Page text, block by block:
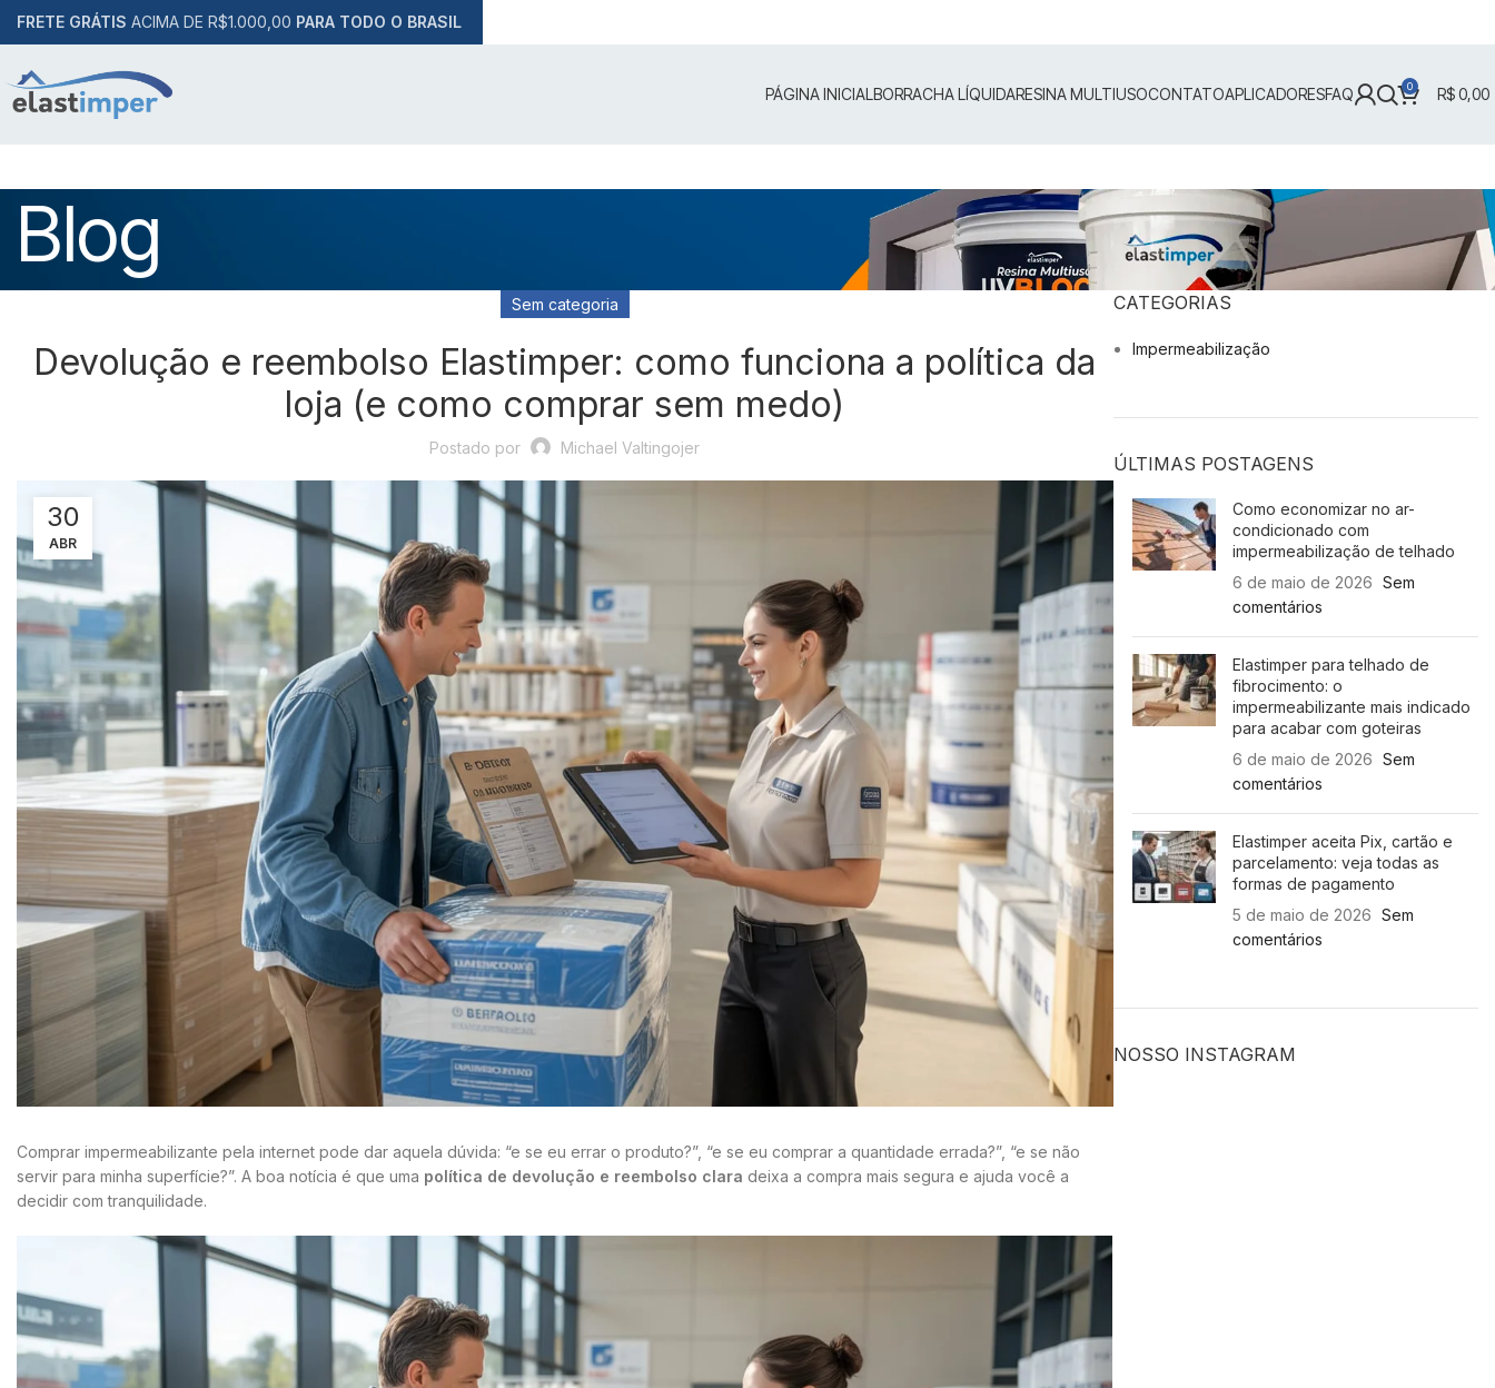
PÁGINA INICIALBORRACHA LÍQUIDARESINA MULTIUSOCONTATOAPLICADORESFAQ 0 R$0,00
Blog
Sem categoria
Devolução e reembolso Elastimper: como funciona a política da
loja (e como comprar sem medo)
Postado por Michael Valtingojer
30
ABR
Comprar impermeabilizante pela internet pode dar aquela dúvida: “e se eu errar o produto?”, “e se eu comprar a quantidade errada?”, “e se não
servir para minha superfície?”. A boa notícia é que uma política de devolução e reembolso clara deixa a compra mais segura e ajuda você a
decidir com tranquilidade.
CATEGORIAS
Impermeabilização
ÚLTIMAS POSTAGENS
Como economizar no ar-
condicionado com
impermeabilização de telhado
6 de maio de 2026 Sem
comentários
Elastimper para telhado de
fibrocimento: o
impermeabilizante mais indicado
para acabar com goteiras
6 de maio de 2026 Sem
comentários
Elastimper aceita Pix, cartão e
parcelamento: veja todas as
formas de pagamento
5 de maio de 2026 Sem
comentários
NOSSO INSTAGRAM
FRETE GRÁTIS ACIMA DE R$1.000,00 PARA TODO O BRASIL